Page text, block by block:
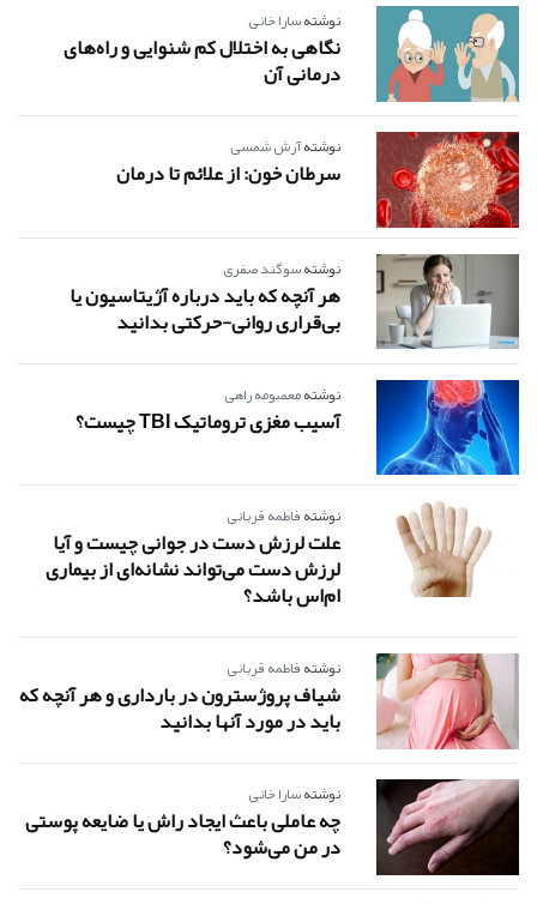
نوشتهسارا خانی
نگاهی به اختلال کم شنوایی و راه‌های
درمانی آن
نوشتهآرش شمسی
سرطان خون: از علائم تا درمان
نوشتهسوگند صفری
هر آنچه که باید درباره آژیتاسیون یا
بی‌قراری روانی-حرکتی بدانید
نوشتهمعصومه راهی
آسیب مغزی تروماتیک TBI چیست؟
نوشتهفاطمه قربانی
علت لرزش دست در جوانی چیست و آیا
لرزش دست می‌تواند نشانه‌ای از بیماری
ام‌اس باشد؟
نوشتهفاطمه قربانی
شیاف پروژسترون در بارداری و هر آنچه که
باید در مورد آنها بدانید
نوشتهسارا خانی
چه عاملی باعث ایجاد راش یا ضایعه پوستی
در من می‌شود؟